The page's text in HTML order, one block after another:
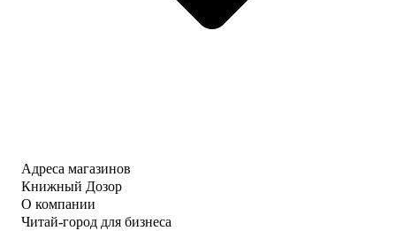
Адреса магазинов
Книжный Дозор
О компании
Читай-город для бизнеса